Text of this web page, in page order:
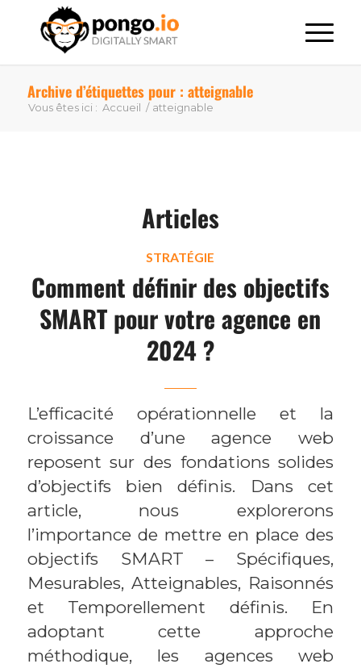
Archive d’étiquettes pour : atteignable
Vous êtes ici : Accueil / atteignable
Articles
STRATÉGIE
Comment définir des objectifs
SMART pour votre agence en
2024 ?
L’efficacité opérationnelle et la
croissance d’une agence web
reposent sur des fondations solides
d’objectifs bien définis. Dans cet
article, nous explorerons
l’importance de mettre en place des
objectifs SMART – Spécifiques,
Mesurables, Atteignables, Raisonnés
et Temporellement définis. En
adoptant cette approche
méthodique, les agences web